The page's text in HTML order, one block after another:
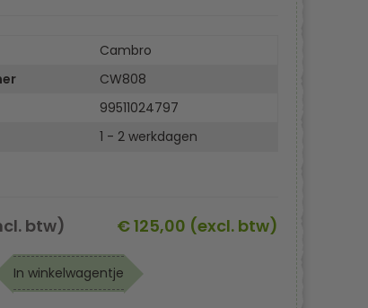
Cambro
CW808
99511024797
1 - 2 werkdagen
€ 125,00 (excl. btw)
btw)
In winkelwagentje